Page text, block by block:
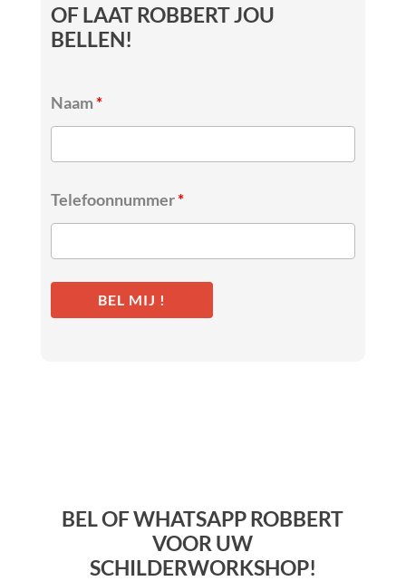
OF LAAT ROBBERT JOU
BELLEN!
Naam*
Telefoonnummer*
BEL OF WHATSAPP ROBBERT
VOOR UW
SCHILDERWORKSHOP!